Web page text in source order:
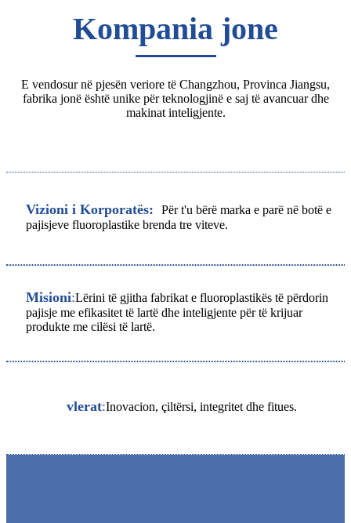
Kompania jone
E vendosur në pjesën veriore të Changzhou, Provinca Jiangsu,
fabrika jonë është unike për teknologjinë e saj të avancuar dhe
makinat inteligjente.
Vizioni i Korporatës:
Për t'u bërë marka e parë në botë e
pajisjeve fluoroplastike brenda tre viteve.
Misioni:Lërini të gjitha fabrikat e fluoroplastikës të përdorin
pajisje me efikasitet të lartë dhe inteligjente për të krijuar
produkte me cilësi të lartë.
vlerat:Inovacion, çiltërsi, integritet dhe fitues.